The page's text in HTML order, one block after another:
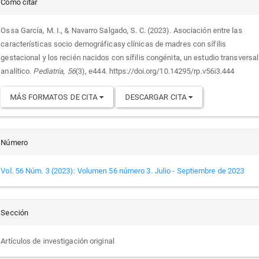
del
artículo
Cómo citar
Ossa García, M. I., & Navarro Salgado, S. C. (2023). Asociación entre las
características socio demográficasy clínicas de madres con sífilis
gestacional y los recién nacidos con sífilis congénita, un estudio transversal
analítico. Pediatría, 56(3), e444. https://doi.org/10.14295/rp.v56i3.444
MÁS FORMATOS DE CITA DESCARGAR CITA
Número
Vol. 56 Núm. 3 (2023): Volumen 56 número 3. Julio - Septiembre de 2023
Sección
Artículos de investigación original